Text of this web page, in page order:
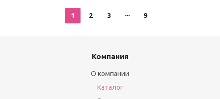
1 2 3 9
Компания
О компании
Каталог